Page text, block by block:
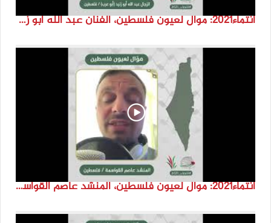
انتماء2021: موال لعيون فلسطين، الفنان عبد الله ابو زنيد، فلسطين
انتماء2021: موال لعيون فلسطين، المنشد عاصم القواسمة، الاردن